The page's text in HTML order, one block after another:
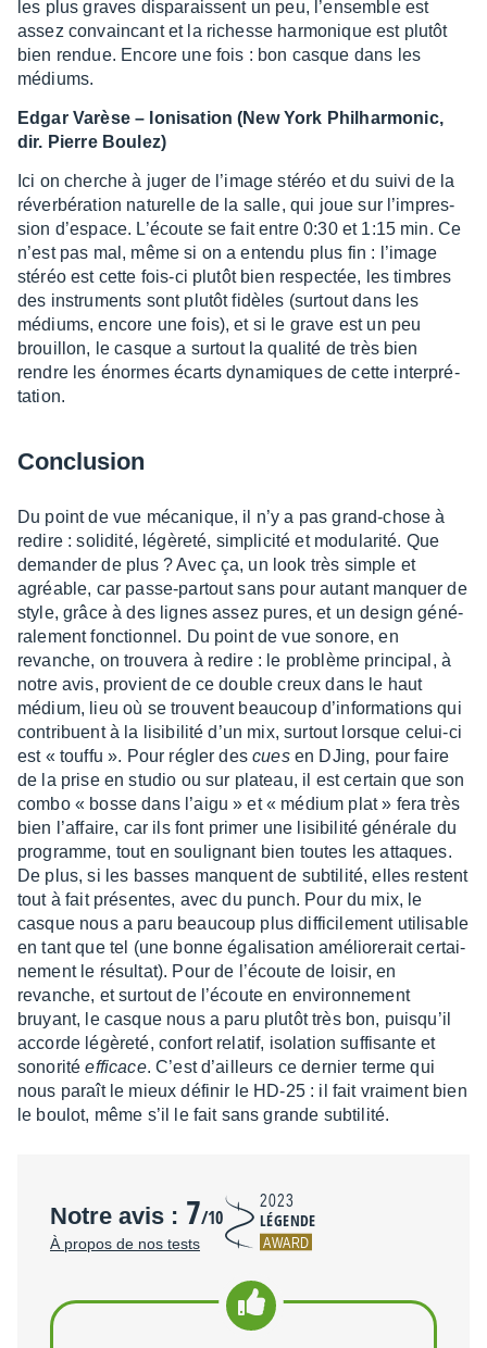
les plus graves dispa­raissent un peu, l’en­semble est
assez convain­cant et la richesse harmo­nique est plutôt
bien rendue. Encore une fois : bon casque dans les
médiums.
Edgar Varèse – Ioni­sa­tion (New York Phil­har­mo­nic,
dir. Pierre Boulez)
Ici on cherche à juger de l’image stéréo et du suivi de la
réver­bé­ra­tion natu­relle de la salle, qui joue sur l’im­pres­
sion d’es­pace. L’écoute se fait entre 0:30 et 1:15 min. Ce
n’est pas mal, même si on a entendu plus fin : l’image
stéréo est cette fois-ci plutôt bien respec­tée, les timbres
des instru­ments sont plutôt fidèles (surtout dans les
médiums, encore une fois), et si le grave est un peu
brouillon, le casque a surtout la qualité de très bien
rendre les énormes écarts dyna­miques de cette inter­pré­
ta­tion.
Conclu­sion
Du point de vue méca­nique, il n’y a pas grand-chose à
redire : soli­dité, légè­reté, simpli­cité et modu­la­rité. Que
deman­der de plus ? Avec ça, un look très simple et
agréable, car passe-partout sans pour autant manquer de
style, grâce à des lignes assez pures, et un design géné­
ra­le­ment fonc­tion­nel. Du point de vue sonore, en
revanche, on trou­vera à redire : le problème prin­ci­pal, à
notre avis, provient de ce double creux dans le haut
médium, lieu où se trouvent beau­coup d’in­for­ma­tions qui
contri­buent à la lisi­bi­lité d’un mix, surtout lorsque celui-ci
est « touffu ». Pour régler descuesen DJing, pour faire
de la prise en studio ou sur plateau, il est certain que son
combo « bosse dans l’aigu » et « médium plat » fera très
bien l’af­faire, car ils font primer une lisi­bi­lité géné­rale du
programme, tout en souli­gnant bien toutes les attaques.
De plus, si les basses manquent de subti­lité, elles restent
tout à fait présentes, avec du punch. Pour du mix, le
casque nous a paru beau­coup plus diffi­ci­le­ment utili­sable
en tant que tel (une bonne égali­sa­tion amélio­re­rait certai­
ne­ment le résul­tat). Pour de l’écoute de loisir, en
revanche, et surtout de l’écoute en envi­ron­ne­ment
bruyant, le casque nous a paru plutôt très bon, puisqu’il
accorde légè­reté, confort rela­tif, isola­tion suffi­sante et
sono­ritéeffi­cace. C’est d’ailleurs ce dernier terme qui
nous paraît le mieux défi­nir le HD-25 : il fait vrai­ment bien
le boulot, même s’il le fait sans grande subti­lité.
Notre avis : 7/10
À propos de nos tests
2023
LÉGENDE
AWARD